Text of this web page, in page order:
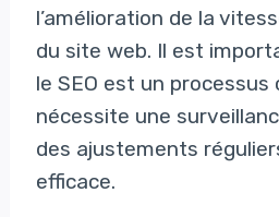
l’amélioration de la
du site web. Il est
le SEO est un processus
nécessite une
des ajustements
efficace.